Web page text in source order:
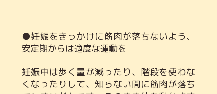
●妊娠をきっかけに筋肉が落ちないよう、
安定期からは適度な運動を
妊娠中は歩く量が減ったり、階段を使わな
くなったりして、知らない間に筋肉が落ち